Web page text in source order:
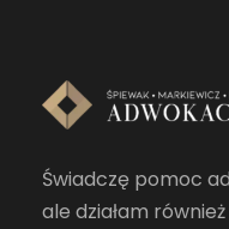
Świadczę pomoc
ale działam